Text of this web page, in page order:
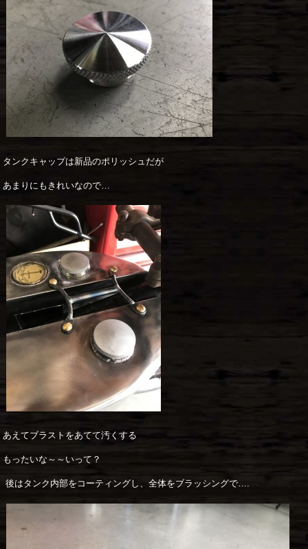
タンクキャップは新品のポリッシュだが
あまりにもきれいなので…
あえてブラストをあてて汚くする
もったいな～～いって？
後はタンク内部をコーティングし、全体をブラッシングで….